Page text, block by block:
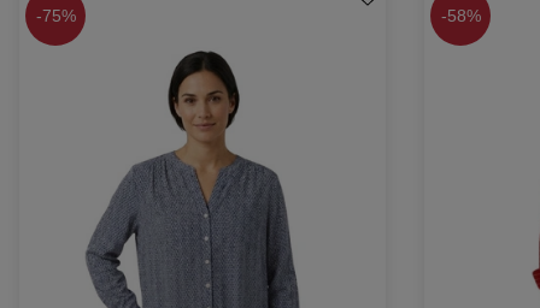
-75% -58%